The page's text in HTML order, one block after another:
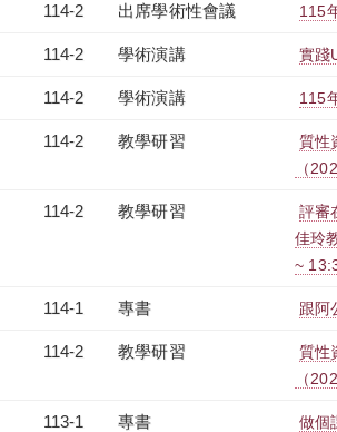
114-2 出席學術性會議 115
114-2 學術演講 實踐
114-2 學術演講 115
114-2 教學研習
質性
（
114-2 教學研習
評審
佳玲
~
114-1 專書 跟阿
114-2 教學研習
質性
（
113-1 專書 做個